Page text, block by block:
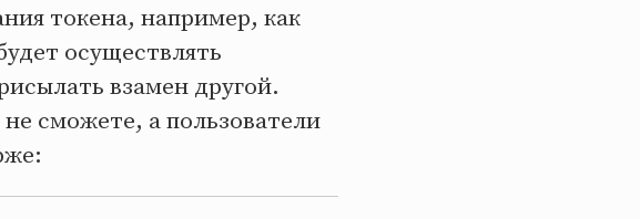
токена, например, как
осуществлять
взамен другой.
сможете, а пользователи